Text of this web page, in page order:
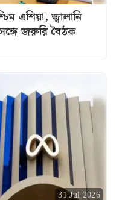
এশিয়া, জ্বালানি
জরুরি বৈঠক
31 Jul 2026